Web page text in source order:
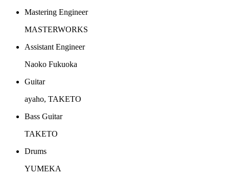
Mastering Engineer
MASTERWORKS
Assistant Engineer
Naoko Fukuoka
Guitar
ayaho, TAKETO
Bass Guitar
TAKETO
Drums
YUMEKA